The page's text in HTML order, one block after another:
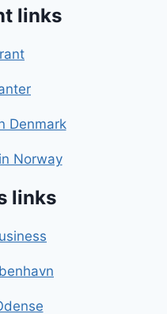
links
Denmark
Norway
links